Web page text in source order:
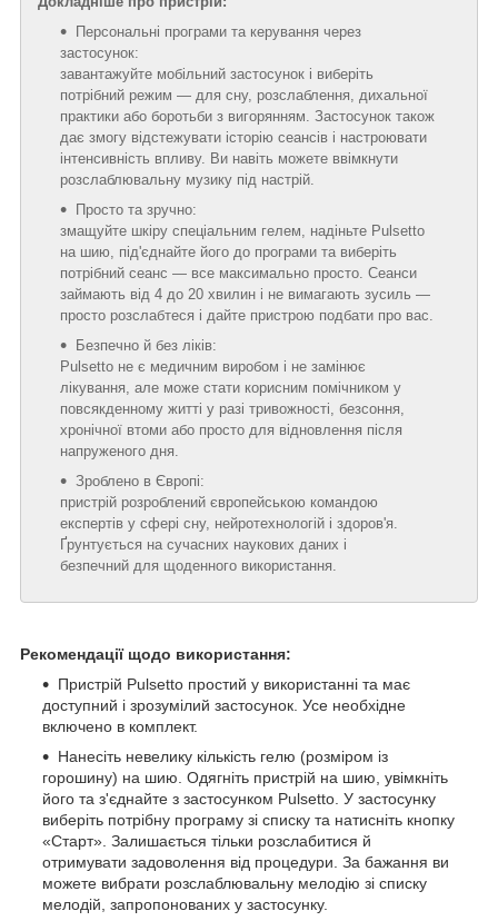
Персональні програми та керування через
застосунок:
завантажуйте мобільний застосунок і виберіть
потрібний режим — для сну, розслаблення, дихальної
практики або боротьби з вигорянням. Застосунок також
дає змогу відстежувати історію сеансів і настроювати
інтенсивність впливу. Ви навіть можете ввімкнути
розслаблювальну музику під настрій.
Просто та зручно:
змащуйте шкіру спеціальним гелем, надіньте Pulsetto
на шию, під'єднайте його до програми та виберіть
потрібний сеанс — все максимально просто. Сеанси
займають від 4 до 20 хвилин і не вимагають зусиль —
просто розслабтеся і дайте пристрою подбати про вас.
Безпечно й без ліків:
Pulsetto не є медичним виробом і не замінює
лікування, але може стати корисним помічником у
повсякденному житті у разі тривожності, безсоння,
хронічної втоми або просто для відновлення після
напруженого дня.
Зроблено в Європі:
пристрій розроблений європейською командою
експертів у сфері сну, нейротехнологій і здоров'я.
Ґрунтується на сучасних наукових даних і
безпечний для щоденного використання.
Рекомендації щодо використання:
Пристрій Pulsetto простий у використанні та має
доступний і зрозумілий застосунок. Усе необхідне
включено в комплект.
Нанесіть невелику кількість гелю (розміром із
горошину) на шию. Одягніть пристрій на шию, увімкніть
його та з'єднайте з застосунком Pulsetto. У застосунку
виберіть потрібну програму зі списку та натисніть кнопку
«Старт». Залишається тільки розслабитися й
отримувати задоволення від процедури. За бажання ви
можете вибрати розслаблювальну мелодію зі списку
мелодій, запропонованих у застосунку.